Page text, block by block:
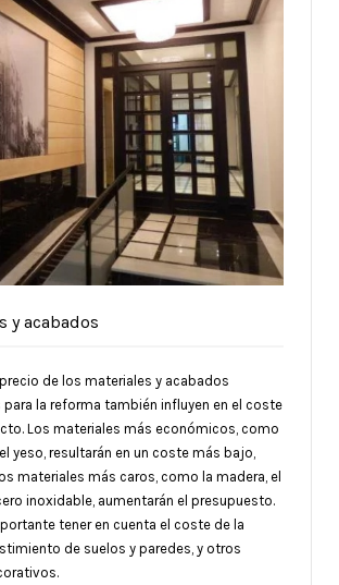
y acabados
de los materiales y acabados
la reforma también influyen en el coste
Los materiales más económicos, como
yeso, resultarán en un coste más bajo,
materiales más caros, como la madera, el
inoxidable, aumentarán el presupuesto.
tener en cuenta el coste de la
de suelos y paredes, y otros